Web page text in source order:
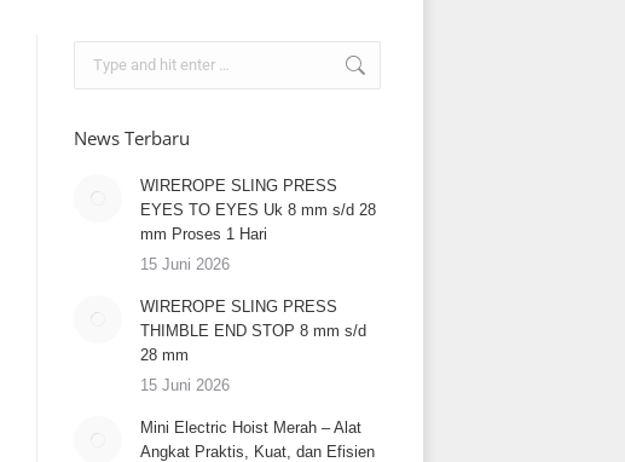
News Terbaru
WIREROPE SLING PRESS
EYES TO EYES Uk 8 mm s/d 28
mm Proses 1 Hari
15 Juni 2026
WIREROPE SLING PRESS
THIMBLE END STOP 8 mm s/d
28 mm
15 Juni 2026
Mini Electric Hoist Merah – Alat
Angkat Praktis, Kuat, dan Efisien